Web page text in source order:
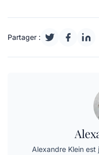
Partager :
Alexandre Klein est